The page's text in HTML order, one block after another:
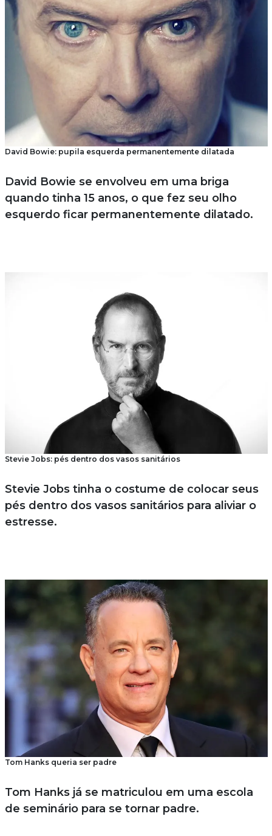
David Bowie: pupila esquerda permanentemente dilatada
David Bowie se envolveu em uma briga
quando tinha 15 anos, o que fez seu olho
esquerdo ficar permanentemente dilatado.
Stevie Jobs: pés dentro dos vasos sanitários
Stevie Jobs tinha o costume de colocar seus
pés dentro dos vasos sanitários para aliviar o
estresse.
Tom Hanks queria ser padre
Tom Hanks já se matriculou em uma escola
de seminário para se tornar padre.